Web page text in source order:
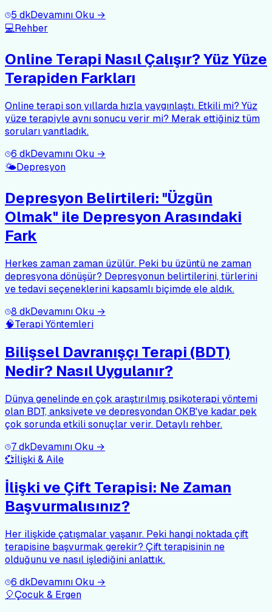
5 dkDevamını Oku →
💻Rehber
Online Terapi Nasıl Çalışır? Yüz Yüze
Terapiden Farkları
Online terapi son yıllarda hızla yaygınlaştı. Etkili mi? Yüz
yüze terapiyle aynı sonucu verir mi? Merak ettiğiniz tüm
soruları yanıtladık.
6 dkDevamını Oku →
🌤️Depresyon
Depresyon Belirtileri: "Üzgün
Olmak" ile Depresyon Arasındaki
Fark
Herkes zaman zaman üzülür. Peki bu üzüntü ne zaman
depresyona dönüşür? Depresyonun belirtilerini, türlerini
ve tedavi seçeneklerini kapsamlı biçimde ele aldık.
8 dkDevamını Oku →
🧠Terapi Yöntemleri
Bilişsel Davranışçı Terapi (BDT)
Nedir? Nasıl Uygulanır?
Dünya genelinde en çok araştırılmış psikoterapi yöntemi
olan BDT, anksiyete ve depresyondan OKB'ye kadar pek
çok sorunda etkili sonuçlar verir. Detaylı rehber.
7dkDevamını Oku →
💞İlişki & Aile
İlişki ve Çift Terapisi: Ne Zaman
Başvurmalısınız?
Her ilişkide çatışmalar yaşanır. Peki hangi noktada çift
terapisine başvurmak gerekir? Çift terapisinin ne
olduğunu ve nasıl işlediğini anlattık.
6 dkDevamını Oku →
🎈Çocuk & Ergen